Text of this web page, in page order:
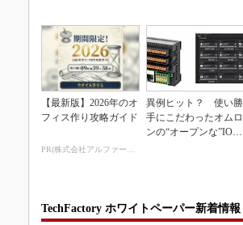
【最新版】2026年のオ
フィス作り攻略ガイド
異例ヒット？ 使い勝
手にこだわったオムロ
ンの“オープンな”IO-L
TechFactory ホワイトペーパー新着情報